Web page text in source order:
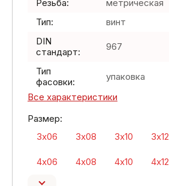
Резьба:
метрическая
Тип:
винт
DIN
стандарт:
967
Тип
фасовки:
упаковка
Все характеристики
Размер:
3х06
3х08 3х10 3х12
4х06 4х08 4х10 4х12